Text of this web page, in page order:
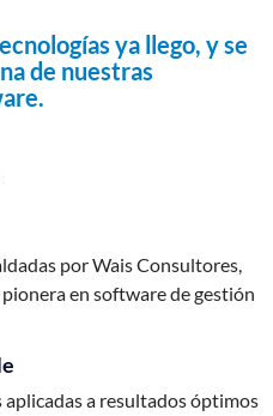
ya llego, y se
de nuestras
por Wais Consultores,
en software de gestión
a resultados óptimos